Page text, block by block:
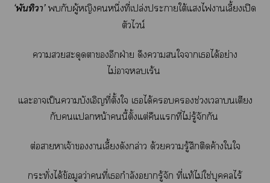
‘พันทิวา’กับผู้หญิงหนึ่งที่เปล่งะาใต้แไาเลี้ยงเปิด
ตัวไวน์
าสะดุดาอีกฝ่าย ดึงาใาเได้อย่าง
ไม่าเร้น
แะาเป็นาบังเอิญที่ตั้งใ เได้ช่วงเาเตียง
กับแหน้านี้ตั้งแต่คืนแที่ไม่รู้จักกัน
ต่อาาเจ้าาเลี้ยงดังกล่าว ด้วยารู้สึกติดค้างใใ
กระทั่งได้ข้อมูลว่าคนที่เกำลังารู้จัก ที่แท้ไม่ใช่บุคคลไร้